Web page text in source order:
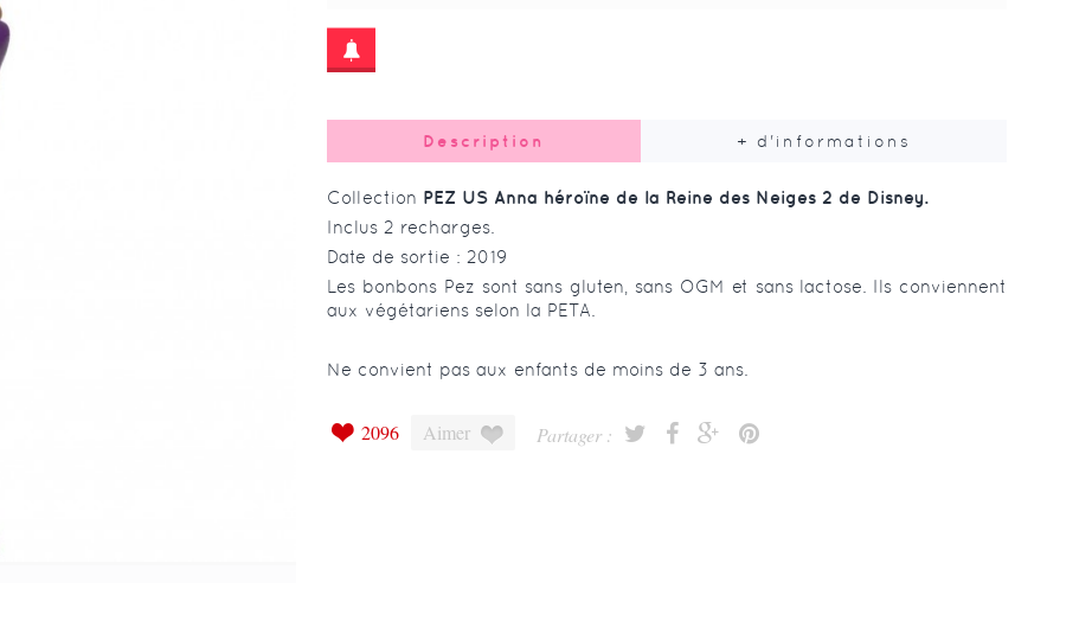
Description + d'informations
Collection PEZ US Anna héroïne de la Reine des Neiges 2 de Disney.
Inclus 2 recharges.
Date de sortie : 2019
Les bonbons Pez sont sans gluten, sans OGM et sans lactose. Ils conviennent
aux végétariens selon la PETA.
Ne convient pas aux enfants de moins de 3 ans.
Partager :
Aimer
2096